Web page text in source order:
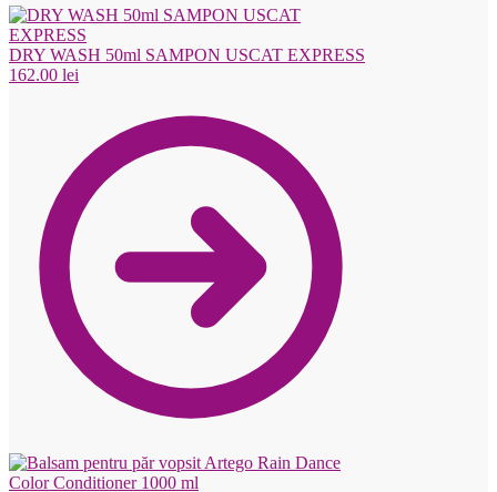
DRY WASH 50ml SAMPON USCAT EXPRESS
162.00 lei